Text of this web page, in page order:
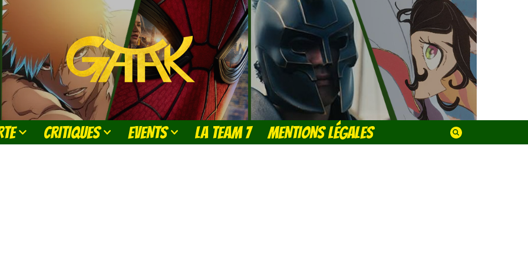
CRITIQUES EVENTS LA TEAM 7 MENTIONS LÉGALES